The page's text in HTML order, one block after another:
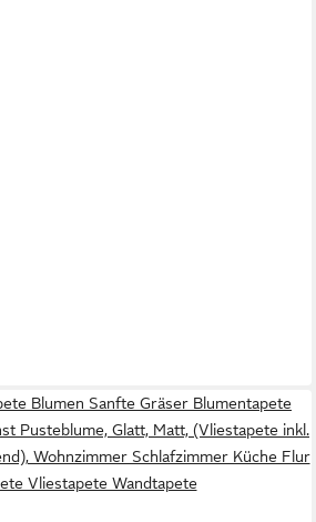
Blumen Sanfte Gräser Blumentapete
Pusteblume, Glatt, Matt, (Vliestapete inkl.
Wohnzimmer Schlafzimmer Küche Flur
Vliestapete Wandtapete